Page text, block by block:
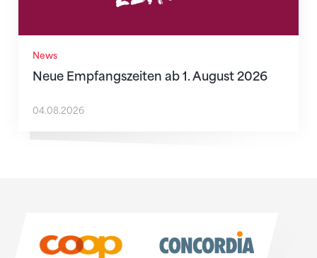
News
Neue Empfangszeiten ab 1. August 2026
04.08.2026